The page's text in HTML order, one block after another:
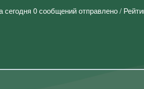
сегодня 0 сообщений отправлено /